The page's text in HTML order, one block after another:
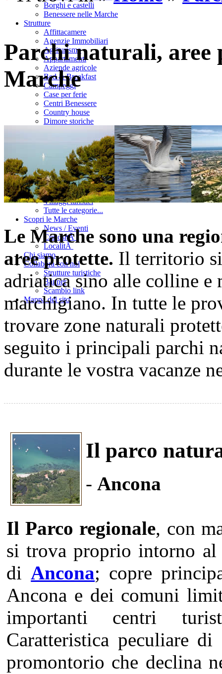
Borghi e castelli
Benessere nelle Marche
Strutture
Affittacamere
Agenzie Immobiliari
Agriturismo
Appartamenti
Aziende agricole
Bed & Breakfast
Campeggi
Case per ferie
Centri Benessere
Country house
Dimore storiche
Pensioni
R.T.A.
Residences
Rifugi
Ristoranti
Villaggi turistici
Tutte le categorie...
Scopri le Marche
News / Eventi
CuriositÃ
LocalitÃ
Chi siamo
Collabora con noi
Strutture turistiche
Banner
Scambio link
Mappa del sito
Parchi naturali, aree
Marche
Le Marche sono una
aree protette. Il territorio si
adriatica sino alle colline e
marchigiano. In tutte le
trovare zone naturali
seguito i principali parchi
durante le vostra vacanze
Il parco
- Ancona
Il Parco regionale, con
si trova proprio intorno
diAncona; copre
Ancona e dei comuni
importanti centri
Caratteristica peculiare
promontorio che declina